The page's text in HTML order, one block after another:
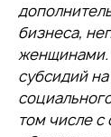
бизнеса,
женщинами.
субсидий
том числе